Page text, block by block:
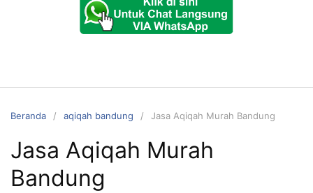
Beranda aqiqah bandung Jasa Aqiqah Murah Bandung
Jasa Aqiqah Murah
Bandung